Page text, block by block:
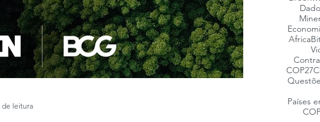
Africa
COP27
Países
de leitura